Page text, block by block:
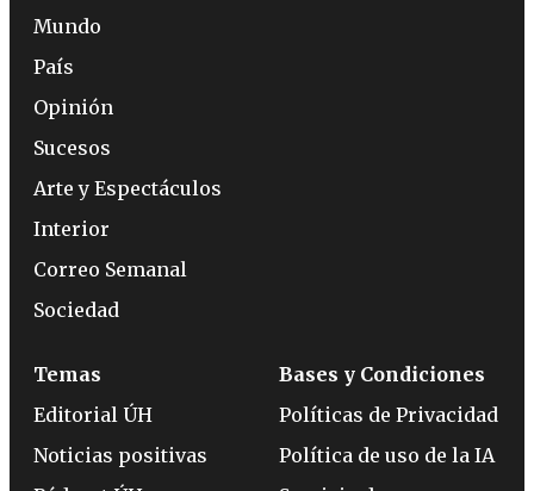
Mundo
País
Opinión
Sucesos
Arte y Espectáculos
Interior
Correo Semanal
Sociedad
Temas
Editorial ÚH
Noticias positivas
Bases y Condiciones
Políticas de Privacidad
Política de uso de la IA